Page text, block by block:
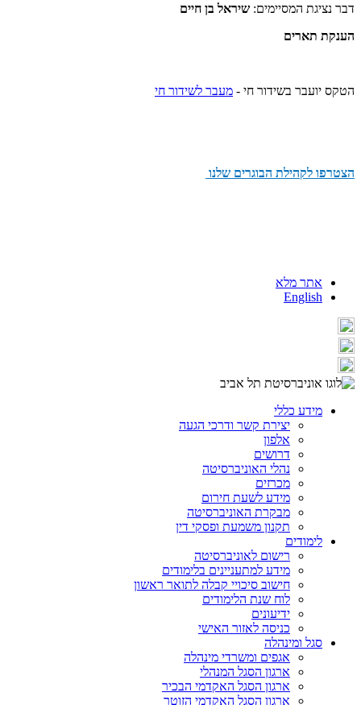
דבר נציגת המסיימים: שיראל בן חיים
הענקת תארים
הטקס יועבר בשידור חי - מעבר לשידור חי
הצטרפו לקהילת הבוגרים שלנו
אתר מלא
English
מידע כללי
יצירת קשר ודרכי הגעה
אלפון
דרושים
נהלי האוניברסיטה
מכרזים
מידע לשעת חירום
מבקרת האוניברסיטה
תקנון משמעת ופסקי דין
לימודים
רישום לאוניברסיטה
מידע למתעניינים בלימודים
חישוב סיכויי קבלה לתואר ראשון
לוח שנת הלימודים
ידיעונים
כניסה לאזור האישי
סגל ומינהלה
אגפים ומשרדי מינהלה
ארגון הסגל המנהלי
ארגון הסגל האקדמי הבכיר
ארגון הסגל האקדמי הזוטר